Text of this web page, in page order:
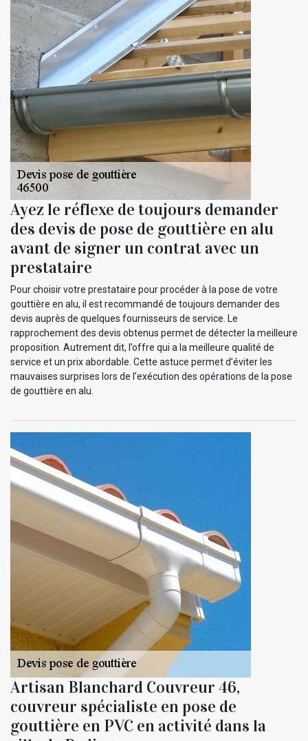
Ayez le réflexe de toujours demander
des devis de pose de gouttière en alu
avant de signer un contrat avec un
prestataire
Pour choisir votre prestataire pour procéder à la pose de votre
gouttière en alu, il est recommandé de toujours demander des
devis auprès de quelques fournisseurs de service. Le
rapprochement des devis obtenus permet de détecter la meilleure
proposition. Autrement dit, l’offre qui a la meilleure qualité de
service et un prix abordable. Cette astuce permet d’éviter les
mauvaises surprises lors de l’exécution des opérations de la pose
de gouttière en alu.
Artisan Blanchard Couvreur 46,
couvreur spécialiste en pose de
gouttière en PVC en activité dans la